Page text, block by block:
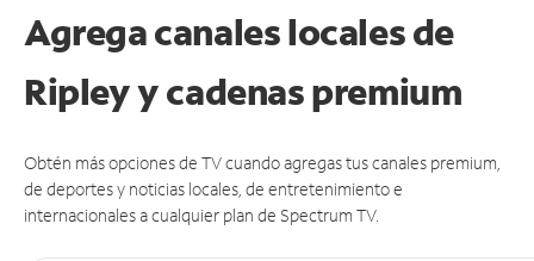
Agrega canales locales de
Ripley y cadenas premium
Obtén más opciones de TV cuando agregas tus canales premium,
de deportes y noticias locales, de entretenimiento e
internacionales a cualquier plan de Spectrum TV.